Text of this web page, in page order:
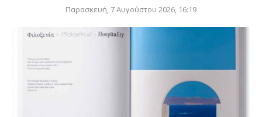
Παρασκευή, 7 Αυγούστου 2026, 16:19